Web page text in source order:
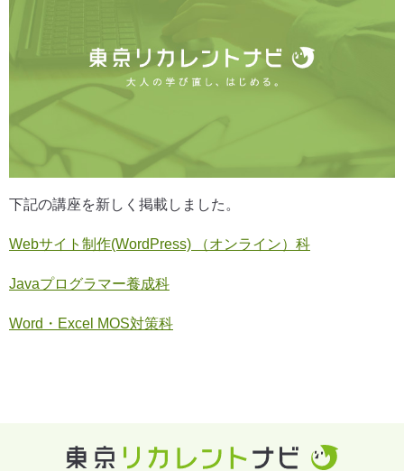
下記の講座を新しく掲載しました。
Webサイト制作(WordPress) （オンライン）科
Javaプログラマー養成科
Word・Excel MOS対策科